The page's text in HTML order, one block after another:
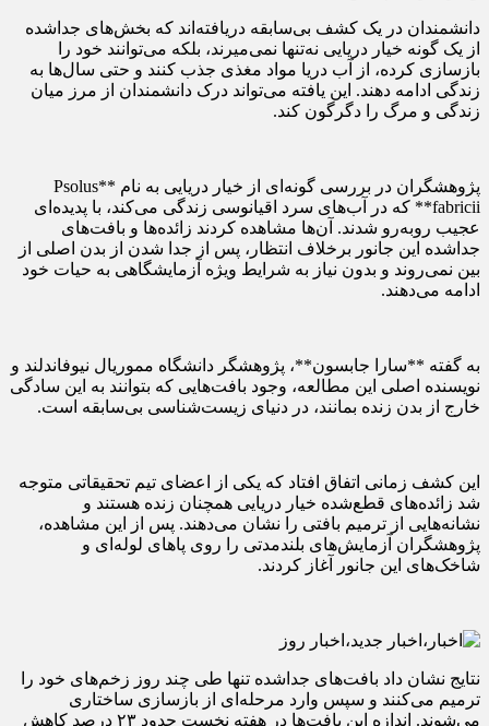
دانشمندان در یک کشف بی‌سابقه دریافته‌اند که بخش‌های جداشده
از یک گونه خیار دریایی نه‌تنها نمی‌میرند، بلکه می‌توانند خود را
بازسازی کرده، از آب دریا مواد مغذی جذب کنند و حتی سال‌ها به
زندگی ادامه دهند. این یافته می‌تواند درک دانشمندان از مرز میان
زندگی و مرگ را دگرگون کند.
پژوهشگران در بررسی گونه‌ای از خیار دریایی به نام **Psolus
fabricii** که در آب‌های سرد اقیانوسی زندگی می‌کند، با پدیده‌ای
عجیب روبه‌رو شدند. آن‌ها مشاهده کردند زائده‌ها و بافت‌های
جداشده این جانور برخلاف انتظار، پس از جدا شدن از بدن اصلی از
بین نمی‌روند و بدون نیاز به شرایط ویژه آزمایشگاهی به حیات خود
ادامه می‌دهند.
به گفته **سارا جابسون**، پژوهشگر دانشگاه مموریال نیوفاندلند و
نویسنده اصلی این مطالعه، وجود بافت‌هایی که بتوانند به این سادگی
خارج از بدن زنده بمانند، در دنیای زیست‌شناسی بی‌سابقه است.
این کشف زمانی اتفاق افتاد که یکی از اعضای تیم تحقیقاتی متوجه
شد زائده‌های قطع‌شده خیار دریایی همچنان زنده هستند و
نشانه‌هایی از ترمیم بافتی را نشان می‌دهند. پس از این مشاهده،
پژوهشگران آزمایش‌های بلندمدتی را روی پاهای لوله‌ای و
شاخک‌های این جانور آغاز کردند.
نتایج نشان داد بافت‌های جداشده تنها طی چند روز زخم‌های خود را
ترمیم می‌کنند و سپس وارد مرحله‌ای از بازسازی ساختاری
می‌شوند. اندازه این بافت‌ها در هفته نخست حدود ۲۳ درصد کاهش